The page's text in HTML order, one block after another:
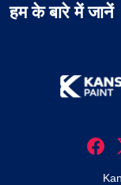
हम के बारे में जानें